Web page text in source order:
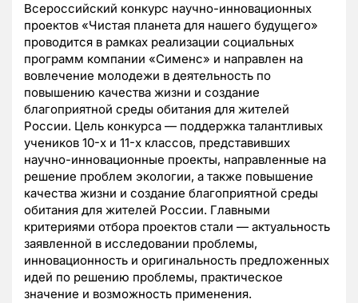
Всероссийский конкурс научно-инновационных
проектов «Чистая планета для нашего будущего»
проводится в рамках реализации социальных
программ компании «Сименс» и направлен на
вовлечение молодежи в деятельность по
повышению качества жизни и создание
благоприятной среды обитания для жителей
России. Цель конкурса — поддержка талантливых
учеников 10-х и 11-х классов, представивших
научно-инновационные проекты, направленные на
решение проблем экологии, а также повышение
качества жизни и создание благоприятной среды
обитания для жителей России. Главными
критериями отбора проектов стали — актуальность
заявленной в исследовании проблемы,
инновационность и оригинальность предложенных
идей по решению проблемы, практическое
значение и возможность применения.